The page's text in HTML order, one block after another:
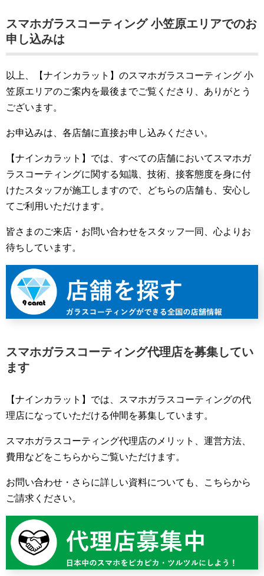
スマホガラスコーティング 小笠原エリアでのお
申し込みは
以上、【ナインカラット】のスマホガラスコーティング 小
笠原エリアのご案内を最後までご覧くださり、ありがとう
ございます。
お申込みは、各店舗に直接お申し込みください。
【ナインカラット】では、すべての店舗においてスマホガ
ラスコーティングに関する知識、技術、接客態度を身に付
けたスタッフが施工しますので、どちらの店舗も、安心し
てご利用いただけます。
皆さまのご来店・お問い合わせをスタッフ一同、心よりお
待ちしています。
スマホガラスコーティング代理店を募集してい
ます
【ナインカラット】では、スマホガラスコーティングの代
理店になっていただける仲間を募集しています。
スマホガラスコーティング代理店のメリット、運営方法、
費用などをこちらからご覧いただけます。
お問い合わせ・さらに詳しい資料についても、こちらから
ご請求ください。